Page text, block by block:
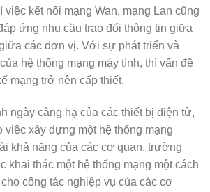
việc kết nối mạng Wan, mạng Lan cũng
ứng nhu cầu trao đổi thông tin giữa
các đơn vị. Với sự phát triển và
hệ thống mạng máy tính, thì vấn đề
mạng trở nên cấp thiết.
ngày càng hạ của các thiết bị điện tử,
việc xây dựng một hệ thống mạng
khả năng của các cơ quan, trường
khai thác một hệ thống mạng một cách
công tác nghiệp vụ của các cơ